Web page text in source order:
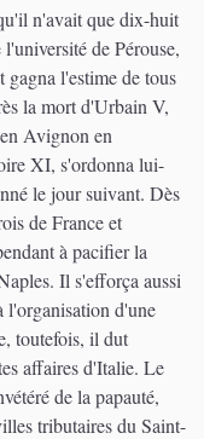
n'avait que dix-huit
de Pérouse,
l'estime de tous
la mort d'Urbain V,
Avignon en
XI, s'ordonna lui-
le jour suivant. Dès
de France et
à pacifier la
Il s'efforça aussi
l'organisation d'une
toutefois, il dut
affaires d'Italie. Le
de la papauté,
tributaires du Saint-